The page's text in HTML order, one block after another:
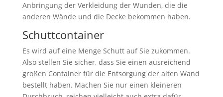
Anbringung der Verkleidung der Wunden, die die
anderen Wände und die Decke bekommen haben.
Schuttcontainer
Es wird auf eine Menge Schutt auf Sie zukommen.
Also stellen Sie sicher, dass Sie einen ausreichend
großen Container für die Entsorgung der alten Wand
bestellt haben. Machen Sie nur einen kleineren